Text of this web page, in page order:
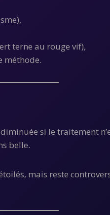
terne au rouge vif),
méthode.
si le traitement
belle.
mais reste